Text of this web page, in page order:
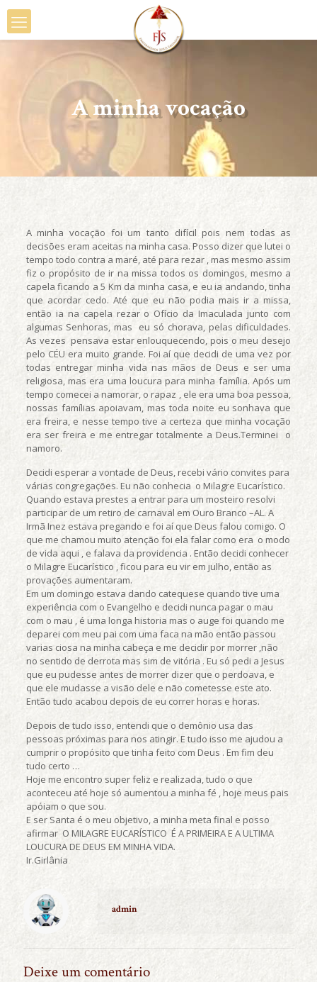
A minha vocação
A minha vocação foi um tanto difícil pois nem todas as
decisões eram aceitas na minha casa. Posso dizer que lutei o
tempo todo contra a maré, até para rezar , mas mesmo assim
fiz o propósito de ir na missa todos os domingos, mesmo a
capela ficando a 5 Km da minha casa, e eu ia andando, tinha
que acordar cedo. Até que eu não podia mais ir a missa,
então ia na capela rezar o Ofício da Imaculada junto com
algumas Senhoras, mas eu só chorava, pelas dificuldades.
As vezes pensava estar enlouquecendo, pois o meu desejo
pelo CÉU era muito grande. Foi aí que decidi de uma vez por
todas entregar minha vida nas mãos de Deus e ser uma
religiosa, mas era uma loucura para minha família. Após um
tempo comecei a namorar, o rapaz , ele era uma boa pessoa,
nossas famílias apoiavam, mas toda noite eu sonhava que
era freira, e nesse tempo tive a certeza que minha vocação
era ser freira e me entregar totalmente a Deus.Terminei o
namoro.
Decidi esperar a vontade de Deus, recebi vário convites para
várias congregações. Eu não conhecia o Milagre Eucarístico.
Quando estava prestes a entrar para um mosteiro resolvi
participar de um retiro de carnaval em Ouro Branco –AL. A
Irmã Inez estava pregando e foi aí que Deus falou comigo. O
que me chamou muito atenção foi ela falar como era o modo
de vida aqui , e falava da providencia . Então decidi conhecer
o Milagre Eucarístico , ficou para eu vir em julho, então as
provações aumentaram.
Em um domingo estava dando catequese quando tive uma
experiência com o Evangelho e decidi nunca pagar o mau
com o mau , é uma longa historia mas o auge foi quando me
deparei com meu pai com uma faca na mão então passou
varias ciosa na minha cabeça e me decidir por morrer ,não
no sentido de derrota mas sim de vitória . Eu só pedi a Jesus
que eu pudesse antes de morrer dizer que o perdoava, e
que ele mudasse a visão dele e não cometesse este ato.
Então tudo acabou depois de eu correr horas e horas.
Depois de tudo isso, entendi que o demônio usa das
pessoas próximas para nos atingir. E tudo isso me ajudou a
cumprir o propósito que tinha feito com Deus . Em fim deu
tudo certo …
Hoje me encontro super feliz e realizada, tudo o que
aconteceu até hoje só aumentou a minha fé , hoje meus pais
apóiam o que sou.
E ser Santa é o meu objetivo, a minha meta final e posso
afirmar O MILAGRE EUCARÍSTICO É A PRIMEIRA E A ULTIMA
LOUCURA DE DEUS EM MINHA VIDA.
Ir.Girlânia
admin
Deixe um comentário